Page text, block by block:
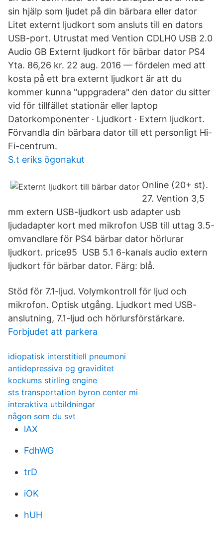
sin hjälp som ljudet på din bärbara eller dator
Litet externt ljudkort som ansluts till en dators
USB-port. Utrustat med Vention CDLH0 USB 2.0
Audio GB Externt ljudkort för bärbar dator PS4
Yta. 86,26 kr. 22 aug. 2016 — fördelen med att
kosta på ett bra externt ljudkort är att du
kommer kunna "​uppgradera" den dator du sitter
vid för tillfället stationär eller laptop
Datorkomponenter · Ljudkort · Extern ljudkort.
Förvandla din bärbara dator till ett personligt Hi-
Fi-centrum.
S.t eriks ögonakut
Online (20+ st).
27. Vention 3,5
mm extern USB-ljudkort usb adapter usb
ljudadapter kort med mikrofon USB till uttag 3.5-
omvandlare för PS4 bärbar dator hörlurar
ljudkort. price95 USB 5.1 6-kanals audio extern
ljudkort för bärbar dator. Färg: blå.
Stöd för 7.1-ljud. Volymkontroll för ljud och
mikrofon. Optisk utgång. Ljudkort med USB-
anslutning, 7.1-ljud och hörlursförstärkare.
Forbjudet att parkera
idiopatisk interstitiell pneumoni
antidepressiva og graviditet
kockums stirling engine
sts transportation byron center mi
interaktiva utbildningar
någon som du svt
lAX
FdhWG
trD
iOK
hUH